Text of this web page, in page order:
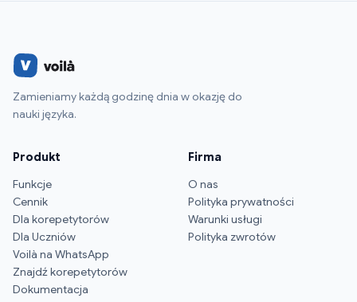
Zamieniamy każdą godzinę dnia w okazję do
nauki języka.
Produkt
Funkcje
Cennik
Dla korepetytorów
Dla Uczniów
Voilà na WhatsApp
Znajdź korepetytorów
Dokumentacja
Firma
O nas
Polityka prywatności
Warunki usługi
Polityka zwrotów